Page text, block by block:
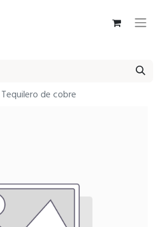
Tequilero de cobre